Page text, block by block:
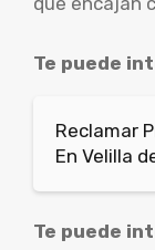
Te puede
Reclamar
En Velilla
Te puede